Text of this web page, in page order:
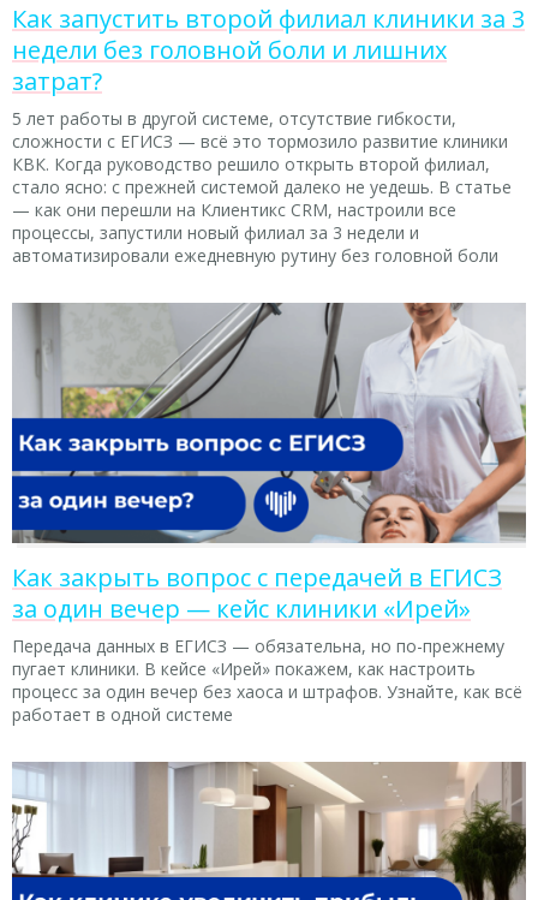
Как запустить второй филиал клиники за 3
недели без головной боли и лишних
затрат?
5 лет работы в другой системе, отсутствие гибкости,
сложности с ЕГИСЗ — всё это тормозило развитие клиники
КВК. Когда руководство решило открыть второй филиал,
стало ясно: с прежней системой далеко не уедешь. В статье
— как они перешли на Клиентикс CRM, настроили все
процессы, запустили новый филиал за 3 недели и
автоматизировали ежедневную рутину без головной боли
Как закрыть вопрос с передачей в ЕГИСЗ
за один вечер — кейс клиники «Ирей»
Передача данных в ЕГИСЗ — обязательна, но по-прежнему
пугает клиники. В кейсе «Ирей» покажем, как настроить
процесс за один вечер без хаоса и штрафов. Узнайте, как всё
работает в одной системе